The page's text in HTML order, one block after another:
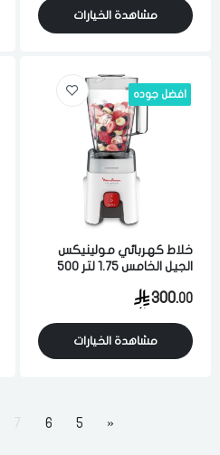
مشاهدة الخيارات
افضل جوده
خلاط كهربائي مولينيكس
الجيل الخامس 1.75 لتر 500
والخلط ابيض فرنسي
300.00
مشاهدة الخيارات
«
5
6
7